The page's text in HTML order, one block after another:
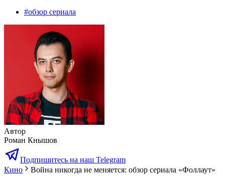
#обзор сериала
Автор
Роман Кнышов
Подпишитесь на наш Telegram
Кино
Война никогда не меняется: обзор сериала «Фоллаут»